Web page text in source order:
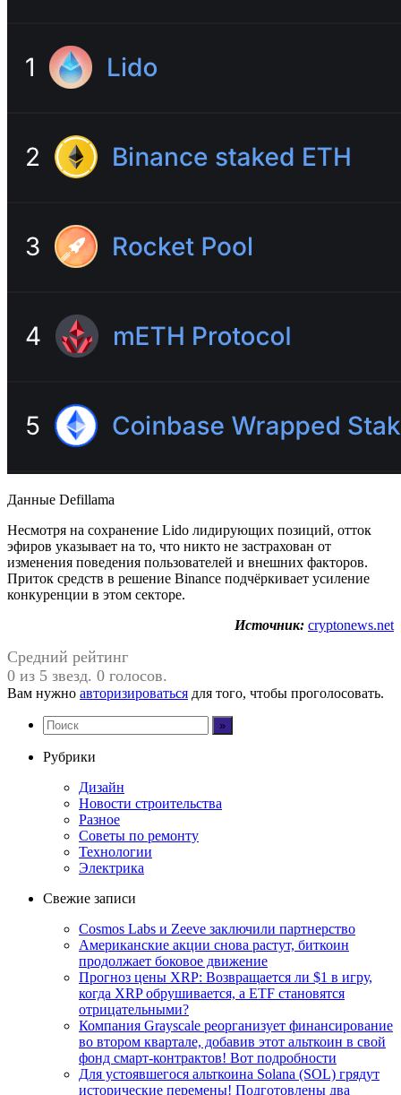
Данные Defillama
Несмотря на сохранение Lido лидирующих позиций, отток
эфиров указывает на то, что никто не застрахован от
изменения поведения пользователей и внешних факторов.
Приток средств в решение Binance подчёркивает усиление
конкуренции в этом секторе.
Источник: cryptonews.net
Средний рейтинг
0 из 5 звезд. 0 голосов.
Вам нужно авторизироваться для того, чтобы проголосовать.
Рубрики
Дизайн
Новости строительства
Разное
Советы по ремонту
Технологии
Электрика
Свежие записи
Cosmos Labs и Zeeve заключили партнерство
Американские акции снова растут, биткоин
продолжает боковое движение
Прогноз цены XRP: Возвращается ли $1 в игру,
когда XRP обрушивается, а ETF становятся
отрицательными?
Компания Grayscale реорганизует финансирование
во втором квартале, добавив этот альткоин в свой
фонд смарт-контрактов! Вот подробности
Для устоявшегося альткоина Solana (SOL) грядут
исторические перемены! Подготовлены два